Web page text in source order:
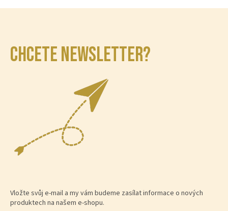
CHCETE NEWSLETTER?
Vložte svůj e-mail a my vám budeme zasílat informace o nových
produktech na našem e-shopu.